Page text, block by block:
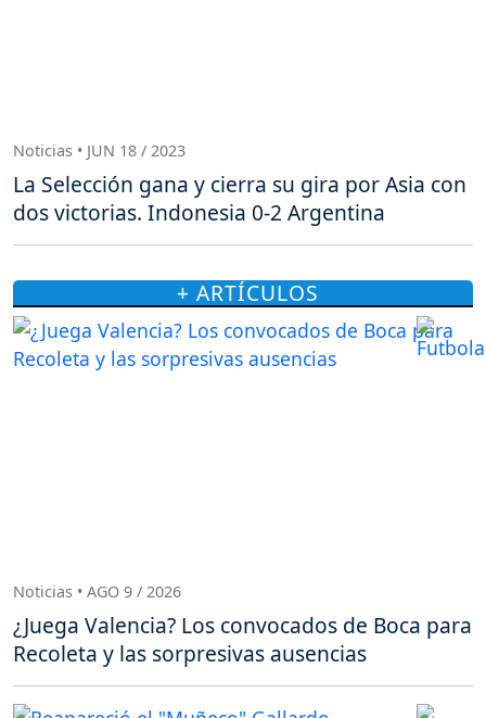
Noticias • JUN 18 / 2023
La Selección gana y cierra su gira por Asia con
dos victorias. Indonesia 0-2 Argentina
+ ARTÍCULOS
Noticias • AGO 9 / 2026
¿Juega Valencia? Los convocados de Boca para
Recoleta y las sorpresivas ausencias